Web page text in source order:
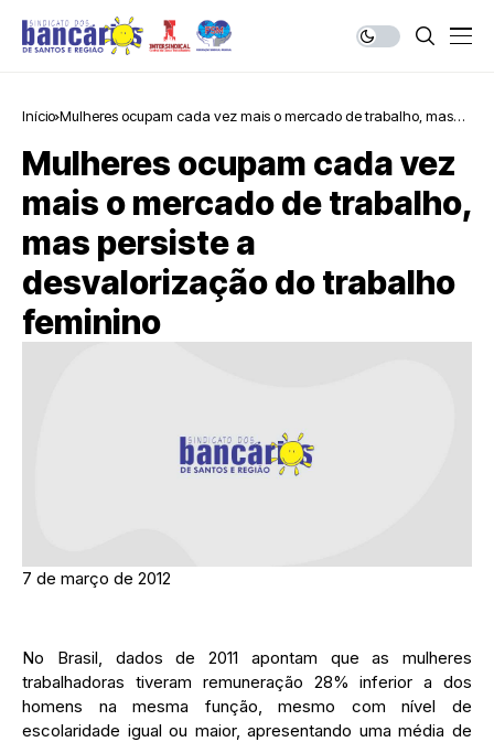
Início Mulheres ocupam cada vez mais o mercado de trabalho, mas
Mulheres ocupam cada vez
mais o mercado de trabalho,
mas persiste a
desvalorização do trabalho
feminino
7 de março de 2012
No Brasil, dados de 2011 apontam que as mulheres
trabalhadoras tiveram remuneração 28% inferior a dos
homens na mesma função, mesmo com nível de
escolaridade igual ou maior, apresentando uma média de